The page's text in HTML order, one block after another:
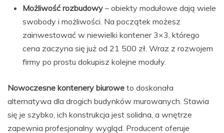
Możliwość rozbudowy – obiekty modułowe dają wiele
swobody i możliwości. Na początek możesz
zainwestować w niewielki kontener 3×3, którego
cena zaczyna się już od 21 500 zł. Wraz z rozwojem
firmy po prostu dokupisz kolejne moduły.
Nowoczesne kontenery biurowe to doskonała
alternatywa dla drogich budynków murowanych. Stawia
się je szybko, ich konstrukcja jest solidna, a wnętrze
zapewnia profesjonalny wygląd. Producent oferuje